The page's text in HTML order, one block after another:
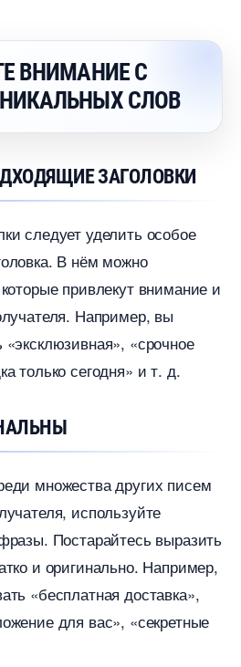
ВНИМАНИЕ С
СЛО
ЗАГОЛОВКИ
следует уделить особое
В нём можно
привлекут внимание и
Например, вы
«срочное
только сегодня» и т. д.
множества других писем
используйте
Постарайтесь выразить
и оригинально. Например,
«бесплатная доставка»,
для вас», «секретные